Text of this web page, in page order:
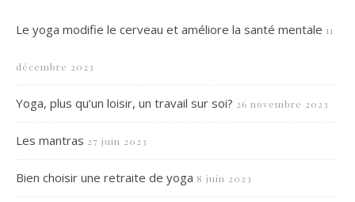
Le yoga modifie le cerveau et améliore la santé mentale 11
décembre 2023
Yoga, plus qu’un loisir, un travail sur soi? 26 novembre 2023
Les mantras 27 juin 2023
Bien choisir une retraite de yoga 8 juin 2023